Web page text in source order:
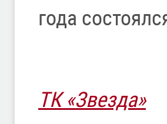
года
ТК «Звезда»